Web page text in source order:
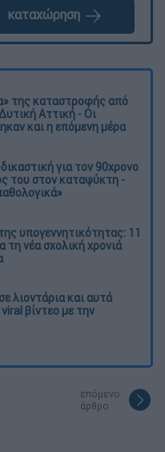
καταχώρηση
της καταστροφής από
Αττική - Οι
και η επόμενη μέρα
για τον 90χρονο
του στον καταψύκτη -
υπογεννητικότητας: 11
τη νέα σχολική χρονιά
λιοντάρια και αυτά
βίντεο με την
επόμενο
άρθρο